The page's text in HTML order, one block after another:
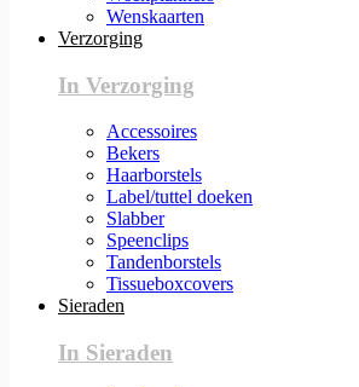
Wenskaarten
Verzorging
In Verzorging
Accessoires
Bekers
Haarborstels
Label/tuttel doeken
Slabber
Speenclips
Tandenborstels
Tissueboxcovers
Sieraden
In Sieraden